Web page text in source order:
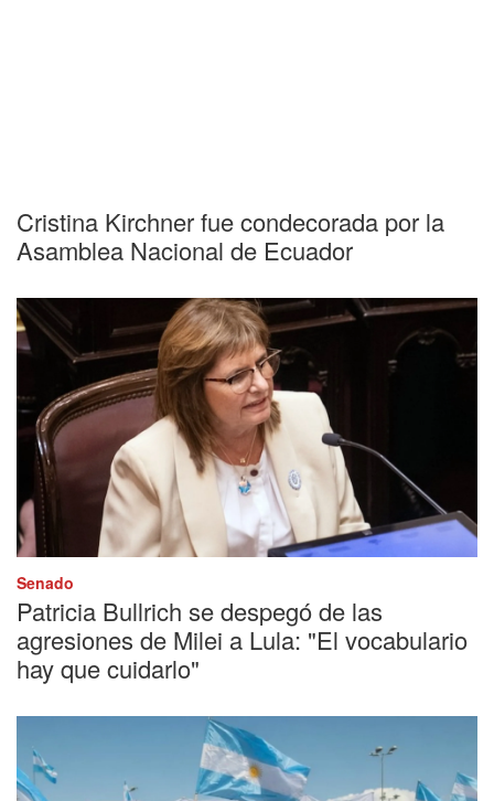
Cristina Kirchner fue condecorada por la
Asamblea Nacional de Ecuador
Senado
Patricia Bullrich se despegó de las
agresiones de Milei a Lula: "El vocabulario
hay que cuidarlo"